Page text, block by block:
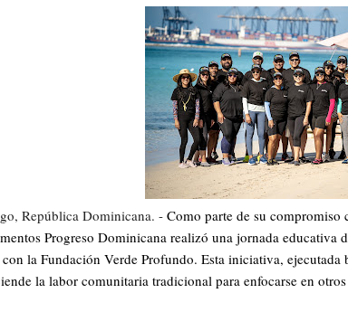
República Dominicana. - Como parte de su
Progreso Dominicana realizó una jornada educativa
la Fundación Verde Profundo. Esta iniciativa,
la labor comunitaria tradicional para enfocarse en